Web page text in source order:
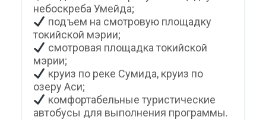
небоскреба Умейда;
подъем на смотровую площадку
токийской мэрии;
смотровая площадка токийской
мэрии;
круиз по реке Сумида, круиз по
озеру Аси;
комфортабельные туристические
автобусы для выполнения программы.